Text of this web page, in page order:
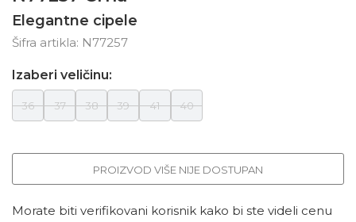
Elegantne cipele
Šifra artikla: N77257
Izaberi veličinu:
36 37 38 39 41 40
PROIZVOD VIŠE NIJE DOSTUPAN
Morate biti verifikovani korisnik kako bi ste videli cenu